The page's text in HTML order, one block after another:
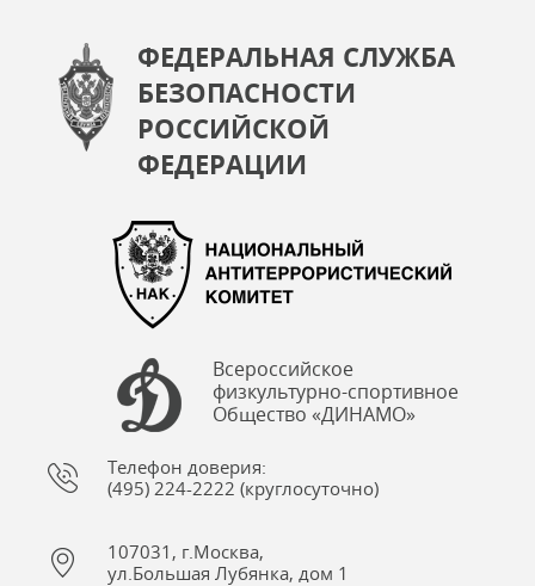
ФЕДЕРАЛЬНАЯ СЛУЖБА
БЕЗОПАСНОСТИ
РОССИЙСКОЙ
ФЕДЕРАЦИИ
Всероссийское
физкультурно-спортивное
Общество «ДИНАМО»
Телефон доверия:
(495) 224-2222 (круглосуточно)
107031, г.Москва,
ул.Большая Лубянка, дом 1